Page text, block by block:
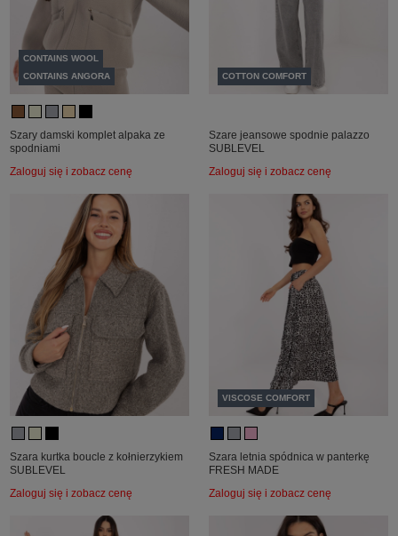
CONTAINS WOOL
CONTAINS ANGORA
Szary damski komplet alpaka ze
spodniami
Zaloguj się i zobacz cenę
COTTON COMFORT
Szare jeansowe spodnie palazzo
SUBLEVEL
Zaloguj się i zobacz cenę
Szara kurtka boucle z kołnierzykiem
SUBLEVEL
Zaloguj się i zobacz cenę
VISCOSE COMFORT
Szara letnia spódnica w panterkę
FRESH MADE
Zaloguj się i zobacz cenę